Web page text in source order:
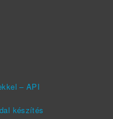
– API
készítés